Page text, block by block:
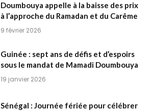
Doumbouya appelle à la baisse des prix
à l’approche du Ramadan et du Carême
9 février 2026
Guinée : sept ans de défis et d’espoirs
sous le mandat de Mamadi Doumbouya
19 janvier 2026
Sénégal : Journée fériée pour célébrer